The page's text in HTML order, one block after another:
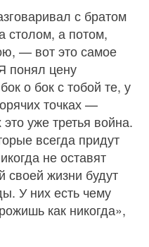
с братом
столом, а потом,
— вот это самое
понял цену
о бок с тобой те, у
точках —
уже третья война.
всегда придут
не оставят
своей жизни будут
У них есть чему
как никогда»,